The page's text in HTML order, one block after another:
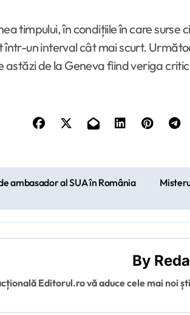
timpului, în condițiile în care
un interval cât mai scurt.
de la Geneva fiind veriga
ambasador al SUA în România
By
Editorul.ro vă aduce cele mai noi